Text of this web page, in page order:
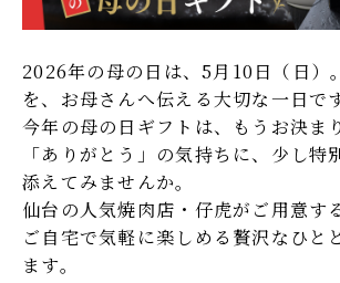
たれ・調味料 冷麺
キムチ・漬物 和牛ハンバ
和牛カレー・シチュー 和牛牛丼
ご飯のお供・
瓶おかず
デザート
商品券・お食事券
2026年の母の日は、5月10日（日）
を、お母さんへ伝える大切な一日です
今年の母の日ギフトは、もうお決ま
「ありがとう」の気持ちに、少し特
添えてみませんか。
仙台の人気焼肉店・仔虎がご用意す
ご自宅で気軽に楽しめる贅沢なひと
ます。